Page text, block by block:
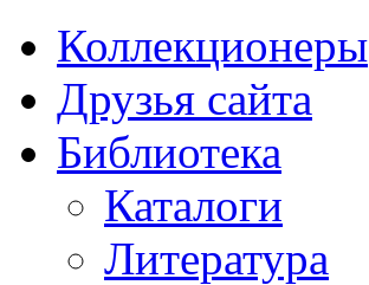
Коллекционеры
Друзья сайта
Библиотека
Каталоги
Литература